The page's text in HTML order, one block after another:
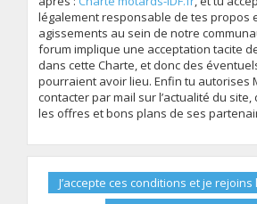
légalement responsable de tes propos
agissements au sein de notre
forum implique une acceptation tacite
dans cette Charte, et donc des
pourraient avoir lieu. Enfin tu autorises
contacter par mail sur l’actualité du
les offres et bons plans de ses